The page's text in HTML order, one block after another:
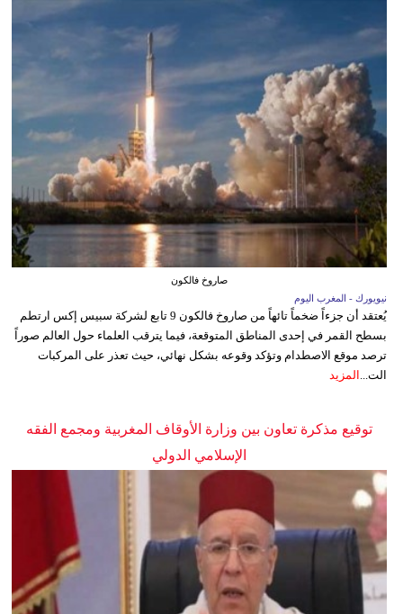
صاروخ فالكون
نيويورك - المغرب اليوم
يُعتقد أن جزءاً ضخماً تائهاً من صاروخ فالكون 9 تابع لشركة سبيس إكس ارتطم
بسطح القمر في إحدى المناطق المتوقعة، فيما يترقب العلماء حول العالم صوراً
ترصد موقع الاصطدام وتؤكد وقوعه بشكل نهائي، حيث تعذر على المركبات
الت... المزيد
توقيع مذكرة تعاون بين وزارة الأوقاف المغربية ومجمع الفقه
الإسلامي الدولي